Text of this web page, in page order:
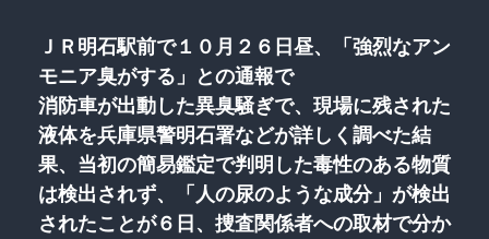
ＪＲ明石駅前で１０月２６日昼、「強烈なアン
モニア臭がする」との通報で
消防車が出動した異臭騒ぎで、現場に残された
液体を兵庫県警明石署などが詳しく調べた結
果、当初の簡易鑑定で判明した毒性のある物質
は検出されず、「人の尿のような成分」が検出
されたことが６日、捜査関係者への取材で分か